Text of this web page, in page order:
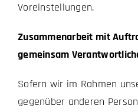
Voreinstellungen.
Zusammenarbeit mit
gemeinsam
Sofern wir im Rahmen
gegenüber anderen